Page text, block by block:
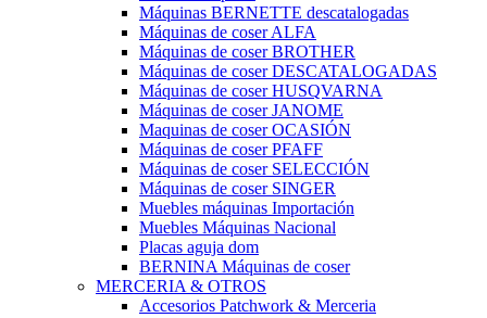
Máquinas BERNETTE descatalogadas
Máquinas de coser ALFA
Máquinas de coser BROTHER
Máquinas de coser DESCATALOGADAS
Máquinas de coser HUSQVARNA
Máquinas de coser JANOME
Maquinas de coser OCASIÓN
Máquinas de coser PFAFF
Máquinas de coser SELECCIÓN
Máquinas de coser SINGER
Muebles máquinas Importación
Muebles Máquinas Nacional
Placas aguja dom
BERNINA Máquinas de coser
MERCERIA & OTROS
Accesorios Patchwork & Merceria